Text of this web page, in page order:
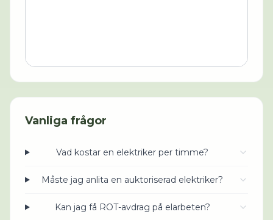
Vanliga frågor
Vad kostar en elektriker per timme?
Måste jag anlita en auktoriserad elektriker?
Kan jag få ROT-avdrag på elarbeten?